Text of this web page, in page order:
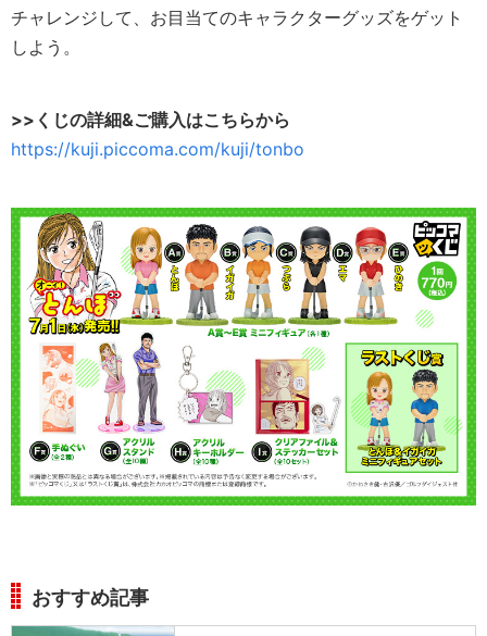
チャレンジして、お目当てのキャラクターグッズをゲット
しよう。
>>くじの詳細&ご購入はこちらから
https://kuji.piccoma.com/kuji/tonbo
おすすめ記事